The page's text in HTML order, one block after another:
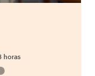
horas